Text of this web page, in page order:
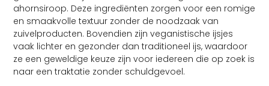
ahornsiroop. Deze ingrediënten zorgen voor een romige
en smaakvolle textuur zonder de noodzaak van
zuivelproducten. Bovendien zijn veganistische ijsjes
vaak lichter en gezonder dan traditioneel ijs, waardoor
ze een geweldige keuze zijn voor iedereen die op zoek is
naar een traktatie zonder schuldgevoel.